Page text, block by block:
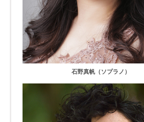
石野真帆（ソプラノ）